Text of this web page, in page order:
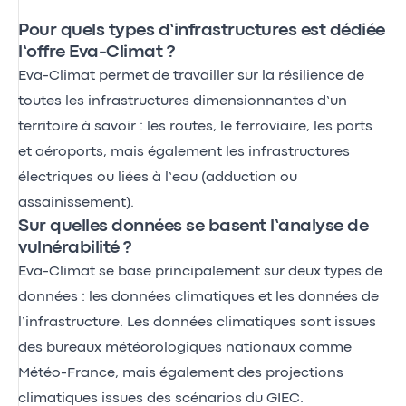
Pour quels types d’infrastructures est dédiée
l’offre Eva-Climat ?
Eva-Climat permet de travailler sur la résilience de
toutes les infrastructures dimensionnantes d’un
territoire à savoir : les routes, le ferroviaire, les ports
et aéroports, mais également les infrastructures
électriques ou liées à l’eau (adduction ou
assainissement).
Sur quelles données se basent l’analyse de
vulnérabilité ?
Eva-Climat se base principalement sur deux types de
données : les données climatiques et les données de
l’infrastructure. Les données climatiques sont issues
des bureaux météorologiques nationaux comme
Météo-France, mais également des projections
climatiques issues des scénarios du GIEC.